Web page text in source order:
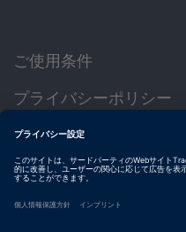
ご使用条件
プライバシーポリシー
約款
サイト運営会社情報